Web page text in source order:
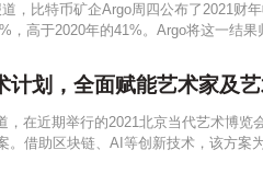
，比特币矿企Argo周四公布了2021财
，高于2020年的41%。Argo将这一结果
计划，全面赋能艺术家及
，在近期举行的2021北京当代艺术博览
。借助区块链、AI等创新技术，该方案